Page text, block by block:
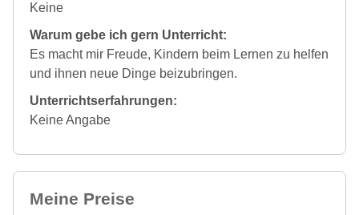
Keine
Warum gebe ich gern Unterricht:
Es macht mir Freude, Kindern beim Lernen zu helfen
und ihnen neue Dinge beizubringen.
Unterrichtserfahrungen:
Keine Angabe
Meine Preise